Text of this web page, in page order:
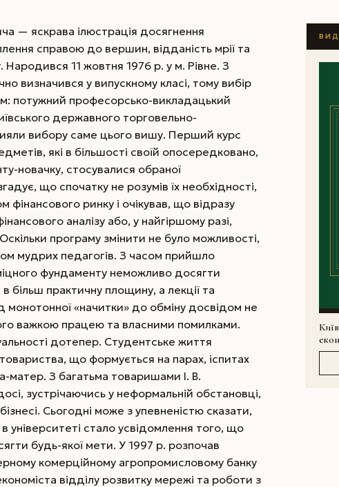
— яскрава ілюстрація досягнення
справою до вершин, відданість мрії та
Народився 11 жовтня 1976 р. у м. Рівне. З
визначився у випускному класі, тому вибір
потужний професорсько-викладацький
державного торговельно-
вибору саме цього вишу. Перший курс
які в більшості своїй опосередковано,
новачку, стосувалися обраної
що спочатку не розумів їх необхідності,
ринку і очікував, що відразу
аналізу або, у найгіршому разі,
Оскільки програму змінити не було можливості,
мудрих педагогів. З часом прийшло
фундаменту неможливо досягти
практичну площину, а лекції та
монотонної «начитки» до обміну досвідом не
важкою працею та власними помилками.
дотепер. Студентське життя
що формується на парах, іспитах
матер. З багатьма товаришами І. В.
зустрічаючись у неформальній обстановці,
Сьогодні може з упевненістю сказати,
стало усвідомлення того, що
будь-якої мети. У 1997 р. розпочав
комерційному агропромисловому банку
відділу розвитку мережі та роботи з